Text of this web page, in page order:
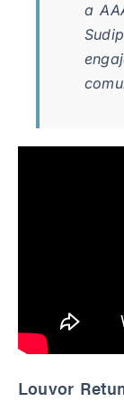
a
Louvor